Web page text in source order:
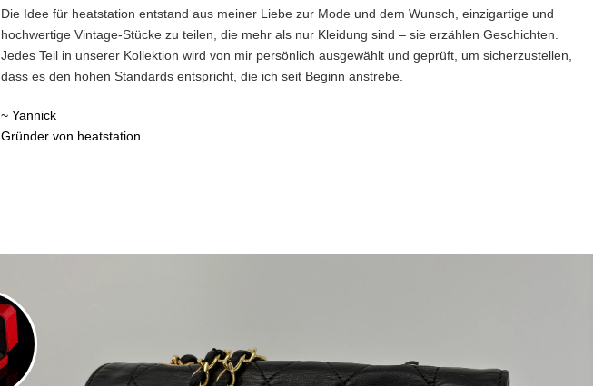
Die Idee für heatstation entstand aus meiner Liebe zur Mode und dem Wunsch, einzigartige und
hochwertige Vintage-Stücke zu teilen, die mehr als nur Kleidung sind – sie erzählen Geschichten.
Jedes Teil in unserer Kollektion wird von mir persönlich ausgewählt und geprüft, um sicherzustellen,
dass es den hohen Standards entspricht, die ich seit Beginn anstrebe.
~ Yannick
Gründer von heatstation